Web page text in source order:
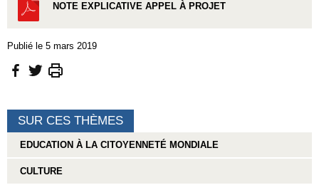
NOTE EXPLICATIVE APPEL À PROJET
Publié le 5 mars 2019
SUR CES THÈMES
EDUCATION À LA CITOYENNETÉ MONDIALE
CULTURE